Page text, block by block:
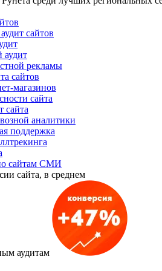
сайтов
аудит
рекламы
сайтов
магазинов
сайта
сайта
аналитики
поддержка
сайтам СМИ
сайта, в среднем
аудитам